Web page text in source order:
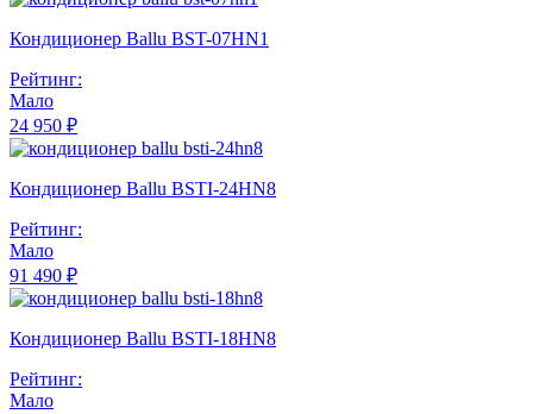
Кондиционер Ballu BST-07HN1
Рейтинг:
Мало
24 950 ₽
Кондиционер Ballu BSTI-24HN8
Рейтинг:
Мало
91 490 ₽
Кондиционер Ballu BSTI-18HN8
Рейтинг:
Мало